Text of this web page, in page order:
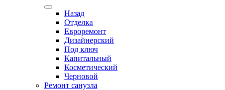
Назад
Отделка
Евроремонт
Дизайнерский
Под ключ
Капитальный
Косметический
Черновой
Ремонт санузла